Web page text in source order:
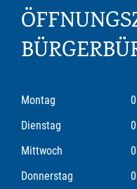
Montag
Dienstag
Mittwoch
Donnerstag